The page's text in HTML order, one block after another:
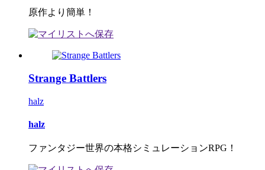
原作より簡単！
Strange Battlers
halz
halz
ファンタジー世界の本格シミュレーションRPG！